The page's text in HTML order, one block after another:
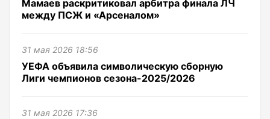
Мамаев раскритиковал арбитра финала ЛЧ
между ПСЖ и «Арсеналом»
31 мая 2026 18:56
УЕФА объявила символическую сборную
Лиги чемпионов сезона-2025/2026
31 мая 2026 17:36